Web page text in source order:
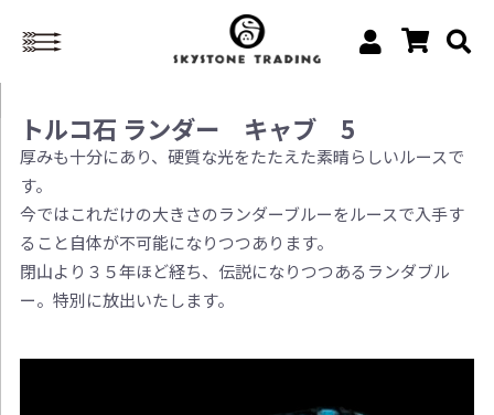
トルコ石 ランダー キャブ 5
厚みも十分にあり、硬質な光をたたえた素晴らしいルースで
す。
今ではこれだけの大きさのランダーブルーをルースで入手す
ること自体が不可能になりつつあります。
閉山より３５年ほど経ち、伝説になりつつあるランダブル
ー。特別に放出いたします。